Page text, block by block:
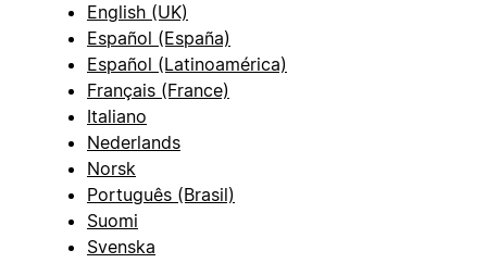
English (UK)
Español (España)
Español (Latinoamérica)
Français (France)
Italiano
Nederlands
Norsk
Português (Brasil)
Suomi
Svenska